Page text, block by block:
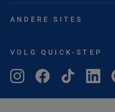
ANDERE SITES
VOLG QUICK-STEP